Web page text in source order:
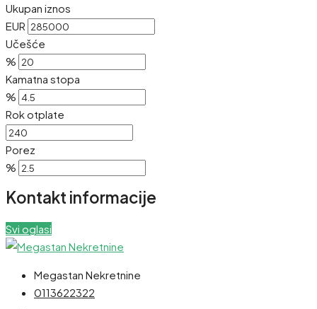
Ukupan iznos
EUR
Učešće
%
Kamatna stopa
%
Rok otplate
Porez
%
Kontakt informacije
Svi oglasi
Megastan Nekretnine
0113622322